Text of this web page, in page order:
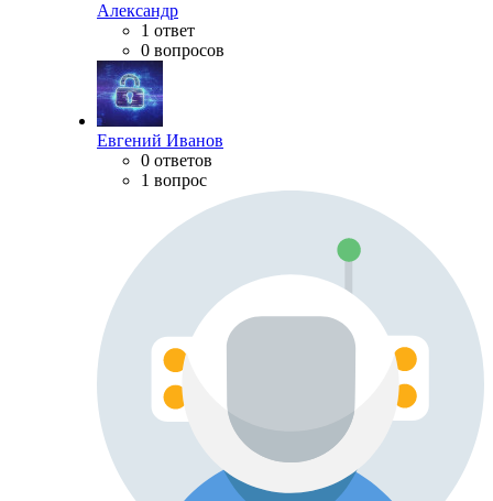
Александр
1 ответ
0 вопросов
Евгений Иванов
0 ответов
1 вопрос